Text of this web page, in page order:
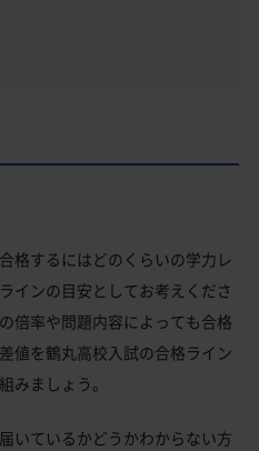
格するにはどのくらいの学力レ
インの目安としてお考えくださ
倍率や問題内容によっても合格
値を鶴丸高校入試の合格ライン
みましょう。
いているかどうかわからない方